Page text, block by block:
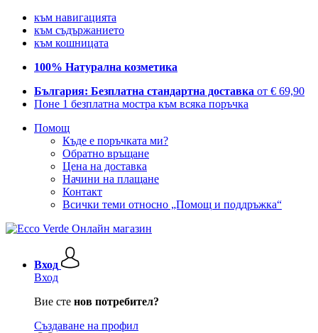
към навигацията
към съдържанието
към кошницата
100% Натурална козметика
България: Безплатна стандартна доставка от € 69,90
Поне 1 безплатна мостра към всяка поръчка
Помощ
Къде е поръчката ми?
Обратно връщане
Цена на доставка
Начини на плащане
Контакт
Всички теми относно „Помощ и поддръжка“
Вход
Вход
Вие сте нов потребител?
Създаване на профил